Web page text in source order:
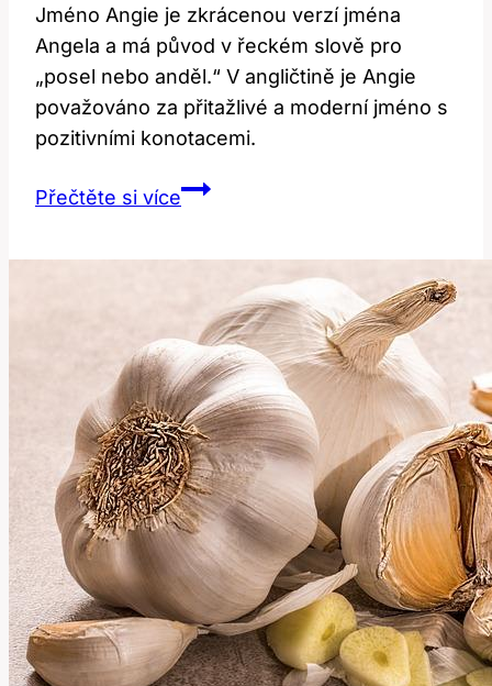
Jméno Angie je zkrácenou verzí jména
Angela a má původ v řeckém slově pro
„posel nebo anděl.“ V angličtině je Angie
považováno za přitažlivé a moderní jméno s
pozitivními konotacemi.
Přečtěte si víceAngie:
tohoto
jména
v
angličtině?